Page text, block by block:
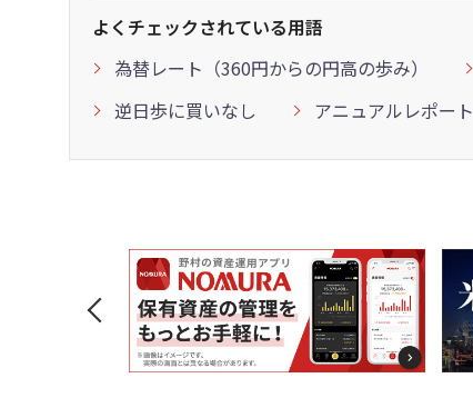
よくチェックされている用語
為替レート（360円からの円高の歩み）
逆日歩に買いなし
アニュアルレポート